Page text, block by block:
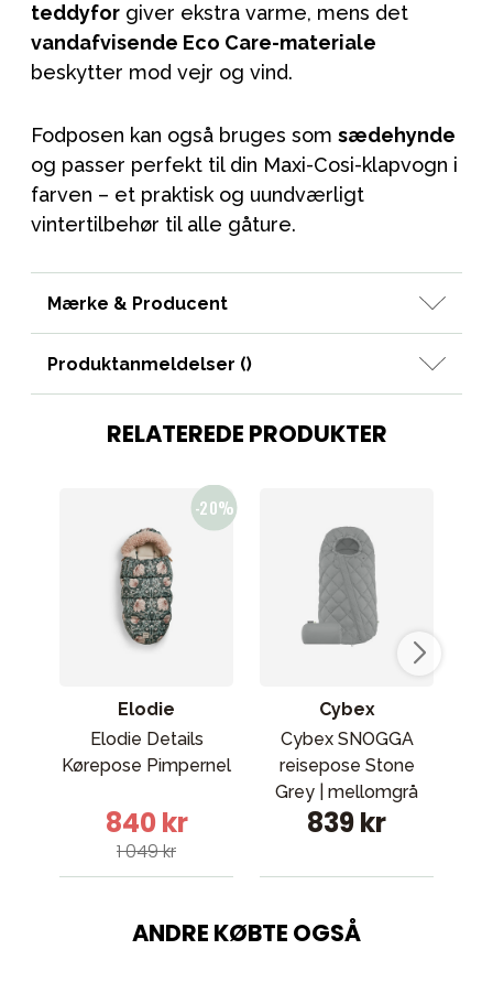
teddyfor giver ekstra varme, mens det
vandafvisende Eco Care-materiale
beskytter mod vejr og vind.
Fodposen kan også bruges som sædehynde
og passer perfekt til din Maxi-Cosi-klapvogn i
farven – et praktisk og uundværligt
vintertilbehør til alle gåture.
Mærke & Producent
Produktanmeldelser ()
RELATEREDE PRODUKTER
Elodie
Elodie Details
Kørepose Pimpernel
840 kr
1 049 kr
Cybex
Cybex SNOGGA
reisepose Stone
Grey | mellomgrå
839 kr
ANDRE KØBTE OGSÅ